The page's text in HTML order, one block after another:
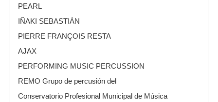
PEARL
IÑAKI SEBASTIÁN
PIERRE FRANÇOIS RESTA
AJAX
PERFORMING MUSIC PERCUSSION
REMO Grupo de percusión del
Conservatorio Profesional Municipal de Música